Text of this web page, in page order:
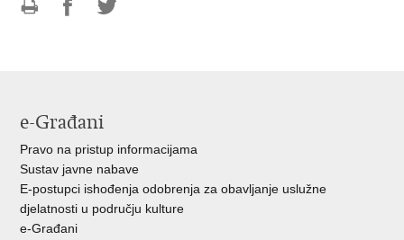
e-Građani
Pravo na pristup informacijama
Sustav javne nabave
E-postupci ishođenja odobrenja za obavljanje uslužne
djelatnosti u području kulture
e-Građani